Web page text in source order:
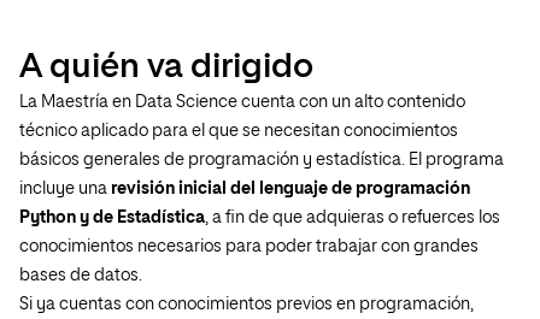
A quién va dirigido
La Maestría en Data Science cuenta con un alto contenido
técnico aplicado para el que se necesitan conocimientos
básicos generales de programación y estadística. El programa
incluye una revisión inicial del lenguaje de programación
Python y de Estadística , a fin de que adquieras o refuerces los
conocimientos necesarios para poder trabajar con grandes
bases de datos.
Si ya cuentas con conocimientos previos en programación,